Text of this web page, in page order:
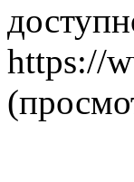
https://